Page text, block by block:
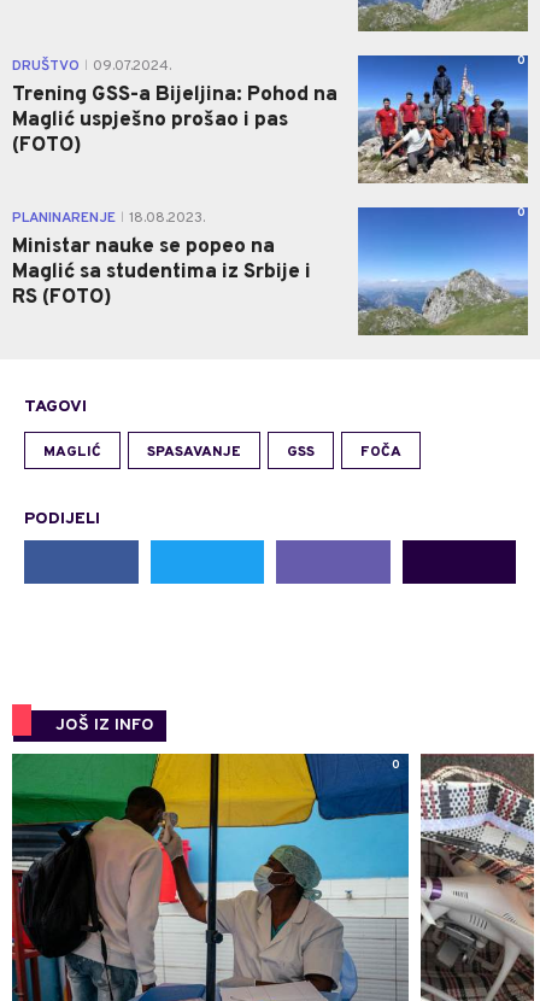
DRUŠTVO 09.07.2024.
Trening GSS-a Bijeljina: Pohod na
Maglić uspješno prošao i pas
(FOTO)
0
PLANINARENJE 18.08.2023.
Ministar nauke se popeo na
Maglić sa studentima iz Srbije i
RS (FOTO)
0
TAGOVI
MAGLIĆ SPASAVANJE GSS FOČA
PODIJELI
JOŠ IZ INFO
0